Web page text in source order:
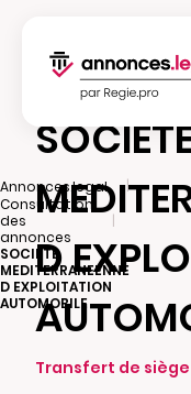
Annonces.legal
|
Consultation
des
annonces
|
SOCIETE
MEDITERRANEENNE
D EXPLOITATION
AUTOMOBILE
D
Transfert de